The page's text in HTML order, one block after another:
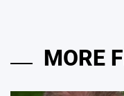
MORE